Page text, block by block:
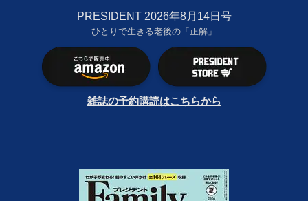
PRESIDENT 2026年8月14日号
ひとりで生きる老後の「正解」
雑誌の予約購読はこちらから